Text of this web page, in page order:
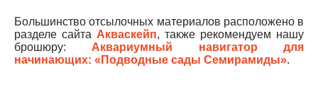
Большинство отсылочных материалов расположено в
разделе сайта Акваскейп, также рекомендуем нашу
брошюру: Аквариумный навигатор для
начинающих: «Подводные сады Семирамиды».